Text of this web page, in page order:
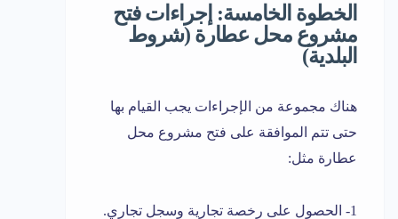
الخطوة الخامسة: إجراءات فتح
مشروع محل عطارة (شروط
البلدية)
هناك مجموعة من الإجراءات يجب القيام بها
حتى تتم الموافقة على فتح مشروع محل
عطارة مثل:
1- الحصول على رخصة تجارية وسجل تجاري.